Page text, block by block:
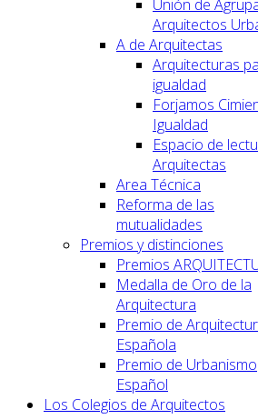
Unión de
Arquitectos
A de Arquitectas
Arquitecturas
igualdad
Forjamos
Igualdad
Espacio de
Arquitectas
Area Técnica
Reforma de las
mutualidades
Premios y distinciones
Premios
Medalla de Oro de la
Arquitectura
Premio de
Española
Premio de Urbanismo
Español
Los Colegios de Arquitectos